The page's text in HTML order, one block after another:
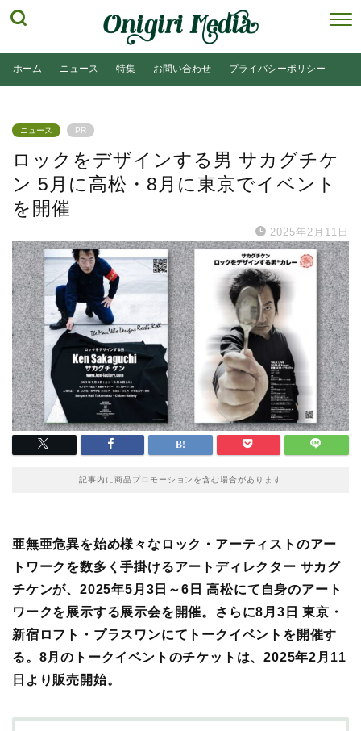
ホーム ニュース 特集 お問い合わせ プライバシーポリシー
ニュース PR
ロックをデザインする男 サカグチケ
ン 5月に高松・8月に東京でイベント
を開催
2025年2月11日
記事内に商品プロモーションを含む場合があります
亜無亜危異を始め様々なロック・アーティストのアー
トワークを数多く手掛けるアートディレクター サカグ
チケンが、2025年5月3日～6日 高松にて自身のアート
ワークを展示する展示会を開催。さらに8月3日 東京・
新宿ロフト・プラスワンにてトークイベントを開催す
る。8月のトークイベントのチケットは、2025年2月11
日より販売開始。